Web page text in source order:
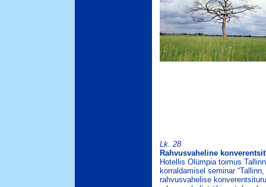
Lk. 28
Rahvusvaheline
Hotellis Olümpia toimus
korraldamisel seminar
rahvusvahelise